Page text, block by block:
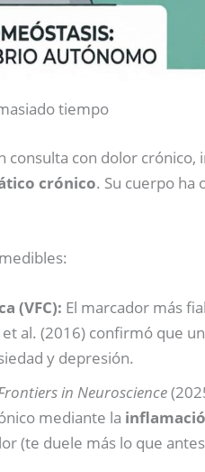
tiempo
consulta con dolor crónico,
crónico. Su cuerpo ha
(VFC): El marcador más
al. (2016) confirmó que
y depresión.
in Neuroscience
mediante la
(te duele más lo que